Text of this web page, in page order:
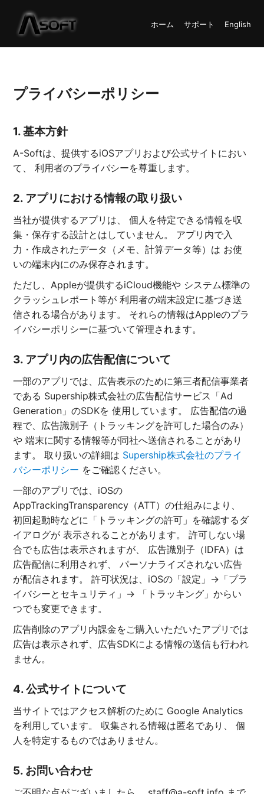
ホーム サポート English
プライバシーポリシー
1. 基本方針
A-Softは、提供するiOSアプリおよび公式サイトにおい
て、 利用者のプライバシーを尊重します。
2. アプリにおける情報の取り扱い
当社が提供するアプリは、 個人を特定できる情報を収
集・保存する設計とはしていません。 アプリ内で入
力・作成されたデータ（メモ、計算データ等）は お使
いの端末内にのみ保存されます。
ただし、Appleが提供するiCloud機能や システム標準の
クラッシュレポート等が 利用者の端末設定に基づき送
信される場合があります。 それらの情報はAppleのプラ
イバシーポリシーに基づいて管理されます。
3. アプリ内の広告配信について
一部のアプリでは、広告表示のために第三者配信事業者
である Supership株式会社の広告配信サービス「Ad
Generation」のSDKを 使用しています。 広告配信の過
程で、広告識別子（トラッキングを許可した場合のみ）
や 端末に関する情報等が同社へ送信されることがあり
ます。 取り扱いの詳細は Supership株式会社のプライ
バシーポリシー をご確認ください。
一部のアプリでは、iOSの
AppTrackingTransparency（ATT）の仕組みにより、
初回起動時などに「トラッキングの許可」を確認するダ
イアログが 表示されることがあります。 許可しない場
合でも広告は表示されますが、 広告識別子（IDFA）は
広告配信に利用されず、 パーソナライズされない広告
が配信されます。 許可状況は、iOSの「設定」→「プラ
イバシーとセキュリティ」→ 「トラッキング」からい
つでも変更できます。
広告削除のアプリ内課金をご購入いただいたアプリでは
広告は表示されず、広告SDKによる情報の送信も行われ
ません。
4. 公式サイトについて
当サイトではアクセス解析のために Google Analytics
を利用しています。 収集される情報は匿名であり、 個
人を特定するものではありません。
5. お問い合わせ